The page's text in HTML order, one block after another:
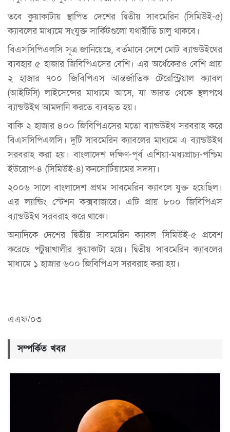
তবে কুয়াকাটায় স্থাপিত দেশের দ্বিতীয় সাবমেরিন (সিমিউই-৫)
ক্যাবলের মাধ্যমে সংযুক্ত সার্কিটগুলো যথারীতি চালু থাকবে।
বিএসসিপিএলসি সূত্র জানিয়েছে, বর্তমানে দেশে মোট ব্যান্ডউইথের
ব্যবহার ৫ হাজার জিবিপিএসের বেশি। এর অর্ধেকেরও বেশি প্রায়
২ হাজার ৭০০ জিবিপিএস আন্তর্জাতিক টেরেস্ট্রিয়াল ক্যাবল
(আইটিসি) লাইসেন্সের মাধ্যমে আসে, যা ভারত থেকে স্থলপথে
ব্যান্ডউইথ আমদানি করতে ব্যবহৃত হয়।
বাকি ২ হাজার ৪০০ জিবিপিএসের মতো ব্যান্ডউইথ সরবরাহ করে
বিএসসিপিএলসি। দুটি সাবমেরিন ক্যাবলের মাধ্যমে এ ব্যান্ডউইথ
সরবরাহ করা হয়। বাংলাদেশ দক্ষিণ-পূর্ব এশিয়া-মধ্যপ্রাচ্য-পশ্চিম
ইউরোপ-৪ (সিমিউই-৪) কনসোর্টিয়ামের সদস্য।
২০০৬ সালে বাংলাদেশ প্রথম সাবমেরিন ক্যাবলে যুক্ত হয়েছিল।
এর ল্যান্ডিং স্টেশন কক্সবাজারে। এটি প্রায় ৮০০ জিবিপিএস
ব্যান্ডউইথ সরবরাহ করে থাকে।
অন্যদিকে দেশের দ্বিতীয় সাবমেরিন ক্যাবল সিমিউই-৫ প্রবেশ
করেছে পটুয়াখালীর কুয়াকাটা হয়ে। দ্বিতীয় সাবমেরিন ক্যাবলের
মাধ্যমে ১ হাজার ৬০০ জিবিপিএস সরবরাহ করা হয়।
এএফ/০৩
সম্পর্কিত খবর